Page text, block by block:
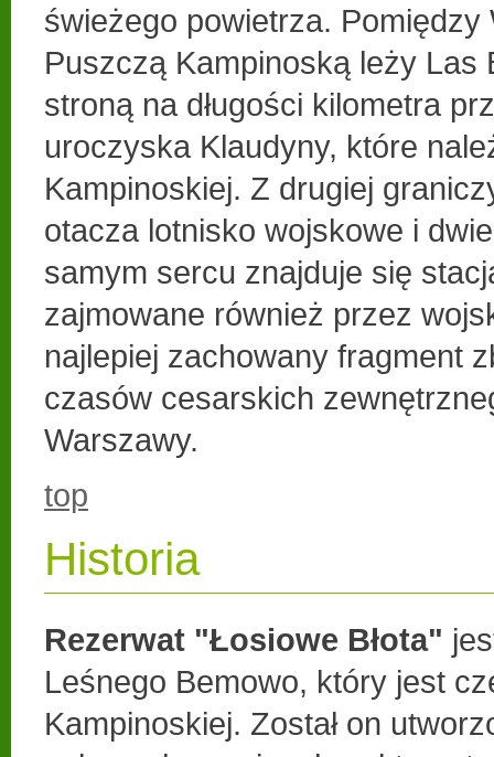
świeżego powietrza. Pomiędzy
Puszczą Kampinoską leży Las
stroną na długości kilometra
uroczyska Klaudyny, które
Kampinoskiej. Z drugiej
otacza lotnisko wojskowe i
samym sercu znajduje się
zajmowane również przez
najlepiej zachowany fragment
czasów cesarskich
Warszawy.
top
Historia
Rezerwat "Łosiowe Błota"
Leśnego Bemowo, który jest
Kampinoskiej. Został on